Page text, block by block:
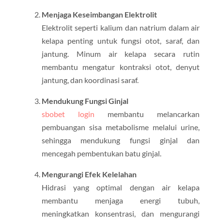
Menjaga Keseimbangan Elektrolit
Elektrolit seperti kalium dan natrium dalam air
kelapa penting untuk fungsi otot, saraf, dan
jantung. Minum air kelapa secara rutin
membantu mengatur kontraksi otot, denyut
jantung, dan koordinasi saraf.
Mendukung Fungsi Ginjal
sbobet login membantu melancarkan
pembuangan sisa metabolisme melalui urine,
sehingga mendukung fungsi ginjal dan
mencegah pembentukan batu ginjal.
Mengurangi Efek Kelelahan
Hidrasi yang optimal dengan air kelapa
membantu menjaga energi tubuh,
meningkatkan konsentrasi, dan mengurangi